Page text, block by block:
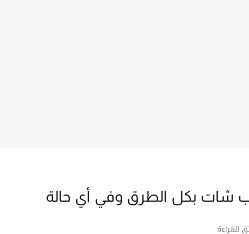
شات بكل الطرق وفي أي حالة